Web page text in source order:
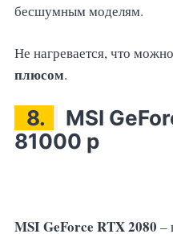
бесшумным моделям.
Не нагревается, что
плюсом.
8.
MSI
81000 р
MSI GeForce RTX 2080 –